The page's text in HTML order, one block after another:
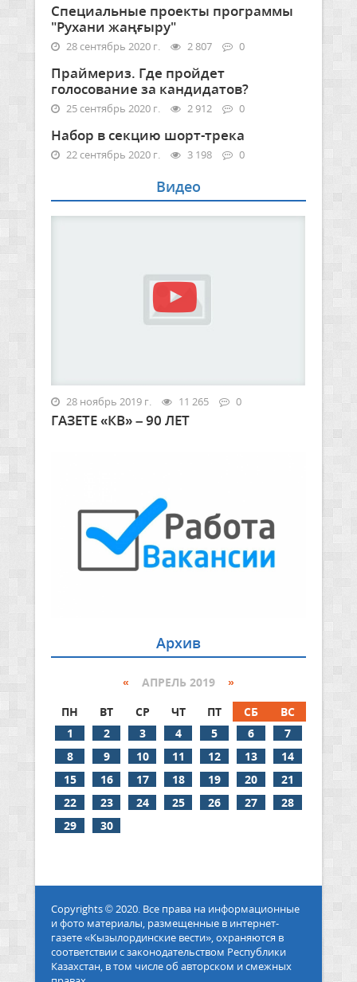
Специальные проекты программы
"Рухани жаңғыру"
28 сентябрь 2020 г. 2 807 0
Праймериз. Где пройдет
голосование за кандидатов?
25 сентябрь 2020 г. 2 912 0
Набор в секцию шорт-трека
22 сентябрь 2020 г. 3 198 0
Видео
28 ноябрь 2019 г. 11 265 0
ГАЗЕТЕ «КВ» – 90 ЛЕТ
Архив
« АПРЕЛЬ 2019 »
ПН
ВТ СР ЧТ ПТ СБ
ВС
1
2 3 4 5 6
7
8
9 10 11 12 13
14
15
16 17 18 19 20
21
22
23 24 25 26 27
28
29
30
Copyrights © 2020. Все права на информационные
и фото материалы, размещенные в интернет-
газете «Кызылординские вести», охраняются в
соответствии с законодательством Республики
Казахстан, в том числе об авторском и смежных